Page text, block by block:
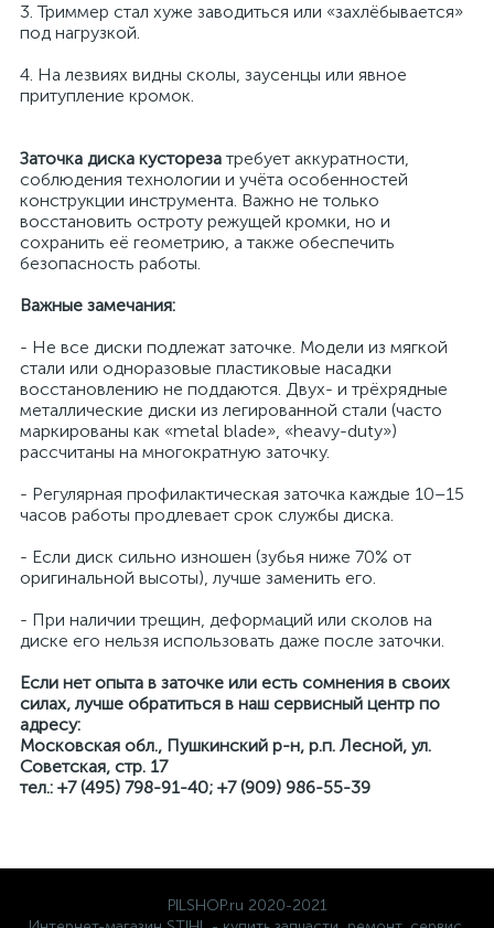
3. Триммер стал хуже заводиться или «захлёбывается»
под нагрузкой.
4. На лезвиях видны сколы, заусенцы или явное
притупление кромок.
Заточка диска кустореза требует аккуратности,
соблюдения технологии и учёта особенностей
конструкции инструмента. Важно не только
восстановить остроту режущей кромки, но и
сохранить её геометрию, а также обеспечить
безопасность работы.
Важные замечания:
- Не все диски подлежат заточке. Модели из мягкой
стали или одноразовые пластиковые насадки
восстановлению не поддаются. Двух- и трёхрядные
металлические диски из легированной стали (часто
маркированы как «metal blade», «heavy-duty»)
рассчитаны на многократную заточку.
- Регулярная профилактическая заточка каждые 10–15
часов работы продлевает срок службы диска.
- Если диск сильно изношен (зубья ниже 70% от
оригинальной высоты), лучше заменить его.
- При наличии трещин, деформаций или сколов на
диске его нельзя использовать даже после заточки.
Если нет опыта в заточке или есть сомнения в своих
силах, лучше обратиться в наш сервисный центр по
адресу:
Московская обл., Пушкинский р-н, р.п. Лесной, ул.
Советская, стр. 17
тел.: +7 (495) 798-91-40; +7 (909) 986-55-39
PILSHOP.ru 2020-2021